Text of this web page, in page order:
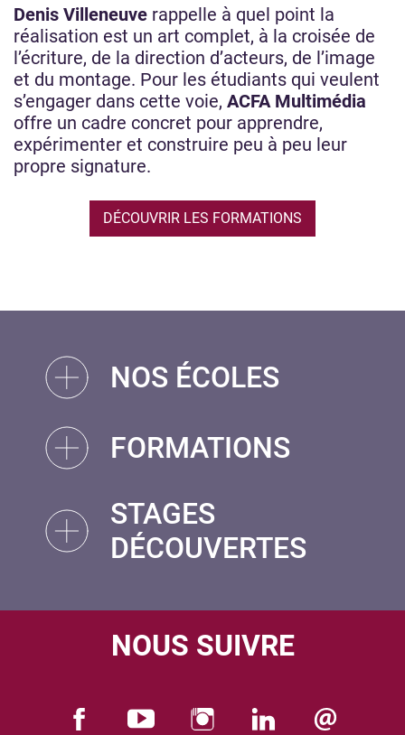
Denis Villeneuve rappelle à quel point la
réalisation est un art complet, à la croisée de
l’écriture, de la direction d’acteurs, de l’image
et du montage. Pour les étudiants qui veulent
s’engager dans cette voie, ACFA Multimédia
offre un cadre concret pour apprendre,
expérimenter et construire peu à peu leur
propre signature.
DÉCOUVRIR LES FORMATIONS
NOS ÉCOLES
FORMATIONS
STAGES
DÉCOUVERTES
NOUS SUIVRE